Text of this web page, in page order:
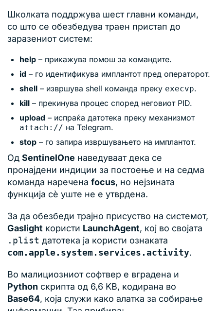
Школката поддржува шест главни команди,
со што се обезбедува траен пристап до
заразениот систем:
help – прикажува помош за командите.
id – го идентификува имплантот пред операторот.
shell – извршува shell команда преку execvp.
kill – прекинува процес според неговиот PID.
upload – испраќа датотека преку механизмот
attach:// на Telegram.
stop – го запира извршувањето на имплантот.
Од SentinelOne наведуваат дека се
пронајдени индиции за постоење и на седма
команда наречена focus, но нејзината
функција сè уште не е утврдена.
За да обезбеди трајно присуство на системот,
Gaslight користи LaunchAgent, кој во својата
.plist датотека ја користи ознаката
com.apple.system.services.activity.
Во малициозниот софтвер е вградена и
Python скрипта од 6,6 KB, кодирана во
Base64, која служи како алатка за собирање